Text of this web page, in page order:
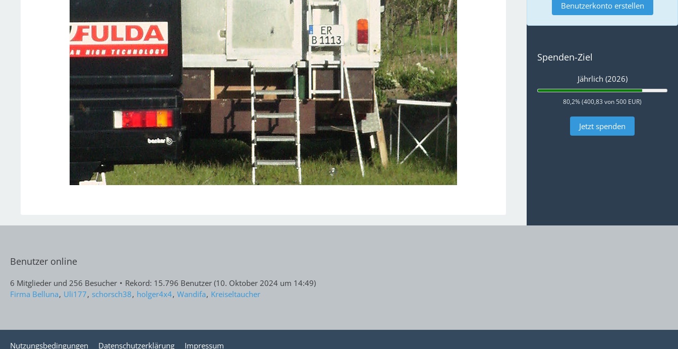
Benutzerkonto erstellen
Spenden-Ziel
Jährlich (2026)
80,2% (400,83 von 500 EUR)
Jetzt spenden
Benutzer online
6 Mitglieder und 256 Besucher Rekord: 15.796 Benutzer (10. Oktober 2024 um 14:49)
Firma Belluna Uli177 schorsch38 holger4x4 Wandifa Kreiseltaucher
Nutzungsbedingungen Datenschutzerklärung Impressum